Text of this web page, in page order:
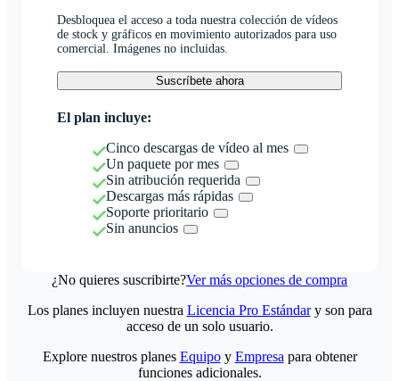
Desbloquea el acceso a toda nuestra colección de vídeos
de stock y gráficos en movimiento autorizados para uso
comercial. Imágenes no incluidas.
Suscríbete ahora
El plan incluye:
Cinco descargas de vídeo al mes
Un paquete por mes
Sin atribución requerida
Descargas más rápidas
Soporte prioritario
Sin anuncios
¿No quieres suscribirte?Ver más opciones de compra
Los planes incluyen nuestra Licencia Pro Estándary son para
acceso de un solo usuario.
Explore nuestros planes Equipoy Empresa para obtener
funciones adicionales.